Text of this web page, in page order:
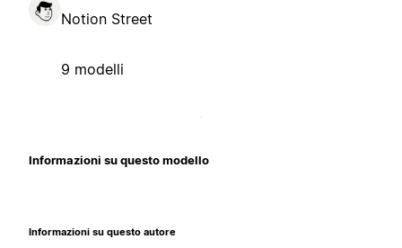
Notion Street
9 modelli
Informazioni su questo modello
Informazioni su questo autore